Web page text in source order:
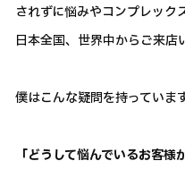
されずに悩みやコンプレッ
日本全国、世界中からご来店
僕はこんな疑問を持っています
「どうして悩んでいるお客様